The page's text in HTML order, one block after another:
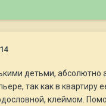
детьми, абсолютно
так как в квартиру
клеймом.